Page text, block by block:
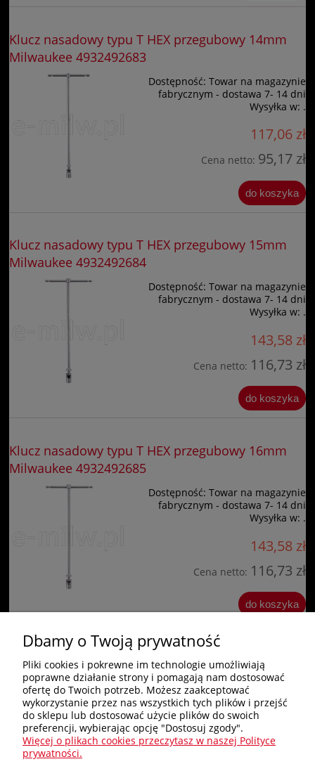
Klucz nasadowy typu T HEX przegubowy 14mm
Milwaukee 4932492683
Dostępność: Towar na magazynie
fabrycznym - dostawa 7- 14 dni
Wysyłka w: .
117,06 zł
Cena netto: 95,17 zł
do koszyka
Klucz nasadowy typu T HEX przegubowy 15mm
Milwaukee 4932492684
Dostępność: Towar na magazynie
fabrycznym - dostawa 7- 14 dni
Wysyłka w: .
143,58 zł
Cena netto: 116,73 zł
do koszyka
Klucz nasadowy typu T HEX przegubowy 16mm
Milwaukee 4932492685
Dostępność: Towar na magazynie
fabrycznym - dostawa 7- 14 dni
Wysyłka w: .
143,58 zł
Cena netto: 116,73 zł
do koszyka
Zakupy
Pomoc
Dbamy o Twoją prywatność
Pliki cookies i pokrewne im technologie umożliwiają
poprawne działanie strony i pomagają nam dostosować
ofertę do Twoich potrzeb. Możesz zaakceptować
wykorzystanie przez nas wszystkich tych plików i przejść
do sklepu lub dostosować użycie plików do swoich
preferencji, wybierając opcję "Dostosuj zgody".
Więcej o plikach cookies przeczytasz w naszej Polityce
prywatności.